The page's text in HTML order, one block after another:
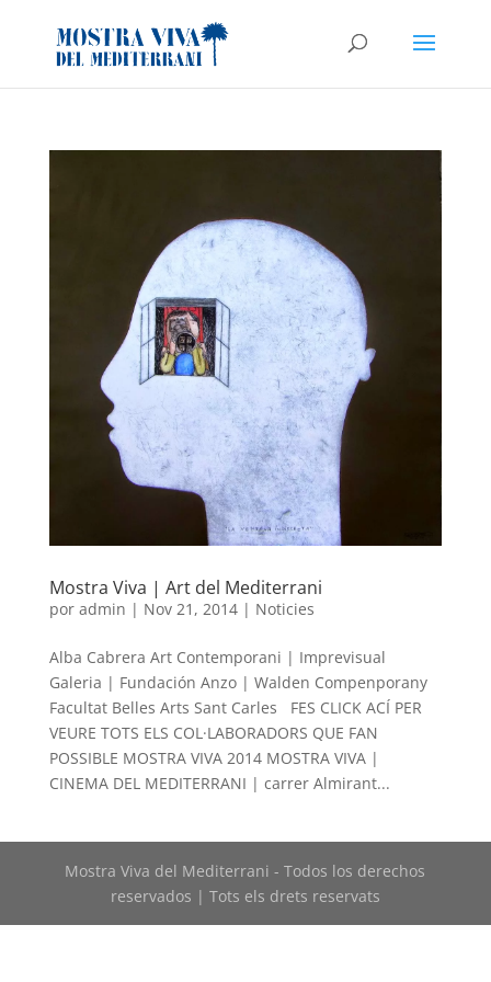
Mostra Viva | Art del Mediterrani
por admin | Nov 21, 2014| Noticies
Alba Cabrera Art Contemporani | Imprevisual
Galeria | Fundación Anzo | Walden Compenporany
Facultat Belles Arts Sant Carles FES CLICK ACÍ PER
VEURE TOTS ELS COL·LABORADORS QUE FAN
POSSIBLE MOSTRA VIVA 2014 MOSTRA VIVA |
CINEMA DEL MEDITERRANI | carrer Almirant...
Mostra Viva del Mediterrani - Todos los derechos
reservados | Tots els drets reservats